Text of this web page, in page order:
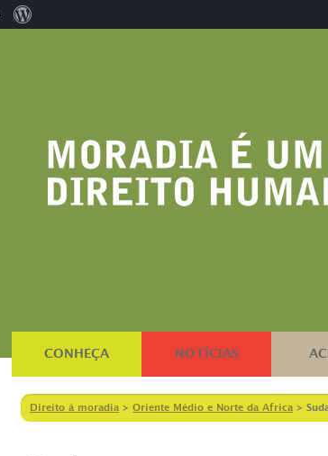
CONHEÇA NOTÍCIAS
Direito à moradia > Oriente Médio e Norte da Africa >